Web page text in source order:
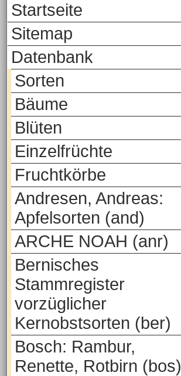
Startseite
Sitemap
Datenbank
Sorten
Bäume
Blüten
Einzelfrüchte
Fruchtkörbe
Andresen, Andreas:
Apfelsorten (and)
ARCHE NOAH (anr)
Bernisches
Stammregister
vorzüglicher
Kernobstsorten (ber)
Bosch: Rambur,
Renette, Rotbirn (bos)